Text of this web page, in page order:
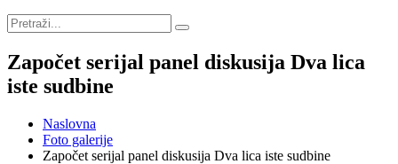
Započet serijal panel diskusija Dva lica
iste sudbine
Naslovna
Foto galerije
Započet serijal panel diskusija Dva lica iste sudbine